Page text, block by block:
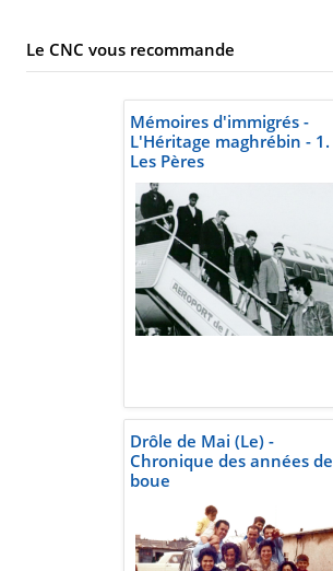
Le CNC vous recommande
Mémoires d'immigrés -
L'Héritage maghrébin - 1.
Les Pères
Drôle de Mai (Le) -
Chronique des années de
boue